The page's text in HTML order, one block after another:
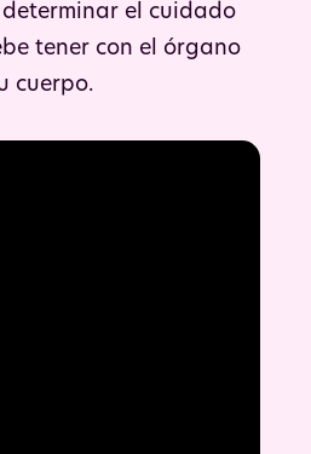
determinar el cuidado
tener con el órgano
cuerpo.